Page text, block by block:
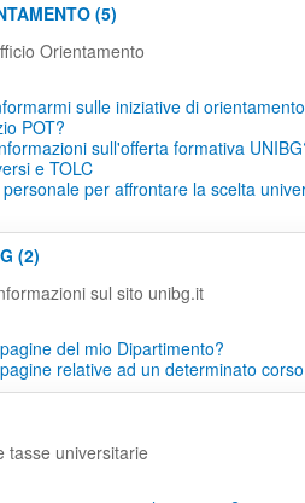
(5)
Orientamento
sulle iniziative di
POT?
sull'offerta formativa
e TOLC
per affrontare la scelta
(2)
sul sito unibg.it
del mio Dipartimento?
relative ad un determinato
tasse universitarie